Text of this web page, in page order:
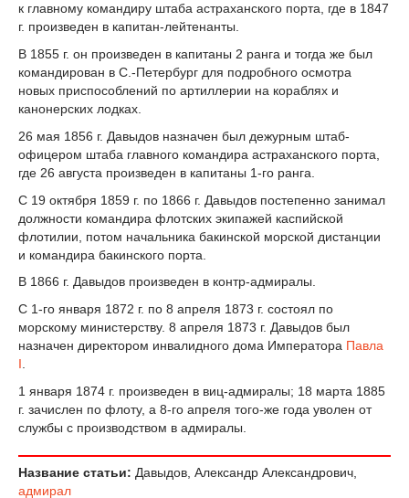
к главному командиру штаба астраханского порта, где в 1847
г. произведен в капитан-лейтенанты.
В 1855 г. он произведен в капитаны 2 ранга и тогда же был
командирован в С.-Петербург для подробного осмотра
новых приспособлений по артиллерии на кораблях и
канонерских лодках.
26 мая 1856 г. Давыдов назначен был дежурным штаб-
офицером штаба главного командира астраханского порта,
где 26 августа произведен в капитаны 1-го ранга.
С 19 октября 1859 г. по 1866 г. Давыдов постепенно занимал
должности командира флотских экипажей каспийской
флотилии, потом начальника бакинской морской дистанции
и командира бакинского порта.
В 1866 г. Давыдов произведен в контр-адмиралы.
С 1-го января 1872 г. по 8 апреля 1873 г. состоял по
морскому министерству. 8 апреля 1873 г. Давыдов был
назначен директором инвалидного дома Императора Павла
I
1 января 1874 г. произведен в виц-адмиралы; 18 марта 1885
г. зачислен по флоту, а 8-го апреля того-же года уволен от
службы с производством в адмиралы.
Название статьи: Давыдов, Александр Александрович,
адмирал